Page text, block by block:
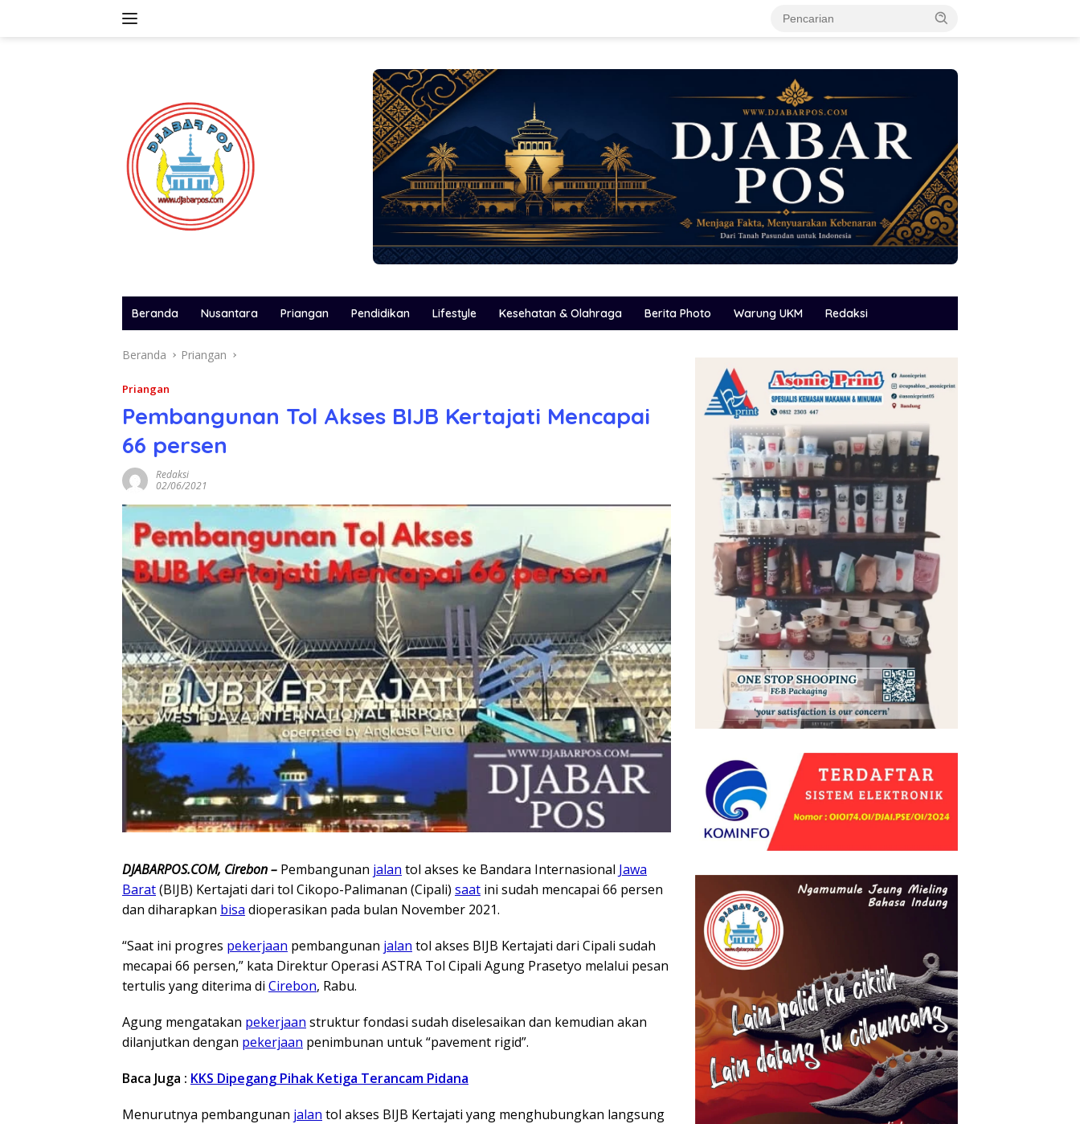
Beranda Nusantara Priangan Pendidikan Lifestyle Kesehatan & Olahraga Berita Photo Warung UKM Redaksi
Beranda Priangan
Priangan
Pembangunan Tol Akses BIJB Kertajati Mencapai
66 persen
Redaksi
02/06/2021
DJABARPOS.COM, Cirebon – Pembangunan jalan tol akses ke Bandara Internasional Jawa
Barat(BIJB) Kertajati dari tol Cikopo-Palimanan (Cipali) saat ini sudah mencapai 66 persen
dan diharapkan bisa dioperasikan pada bulan November 2021.
“Saat ini progres pekerjaan pembangunan jalan tol akses BIJB Kertajati dari Cipali sudah
mecapai 66 persen,” kata Direktur Operasi ASTRA Tol Cipali Agung Prasetyo melalui pesan
tertulis yang diterima di Cirebon, Rabu.
Agung mengatakan pekerjaan struktur fondasi sudah diselesaikan dan kemudian akan
dilanjutkan dengan pekerjaan penimbunan untuk “pavement rigid”.
Baca Juga : KKS Dipegang Pihak Ketiga Terancam Pidana
Menurutnya pembangunan jalan tol akses BIJB Kertajati yang menghubungkan langsung